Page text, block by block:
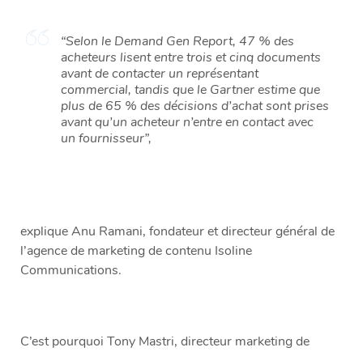
“Selon le Demand Gen Report, 47 % des
acheteurs lisent entre trois et cinq documents
avant de contacter un représentant
commercial, tandis que le Gartner estime que
plus de 65 % des décisions d’achat sont prises
avant qu’un acheteur n’entre en contact avec
un fournisseur”,
explique Anu Ramani, fondateur et directeur général de
l’agence de marketing de contenu Isoline
Communications.
C’est pourquoi Tony Mastri, directeur marketing de